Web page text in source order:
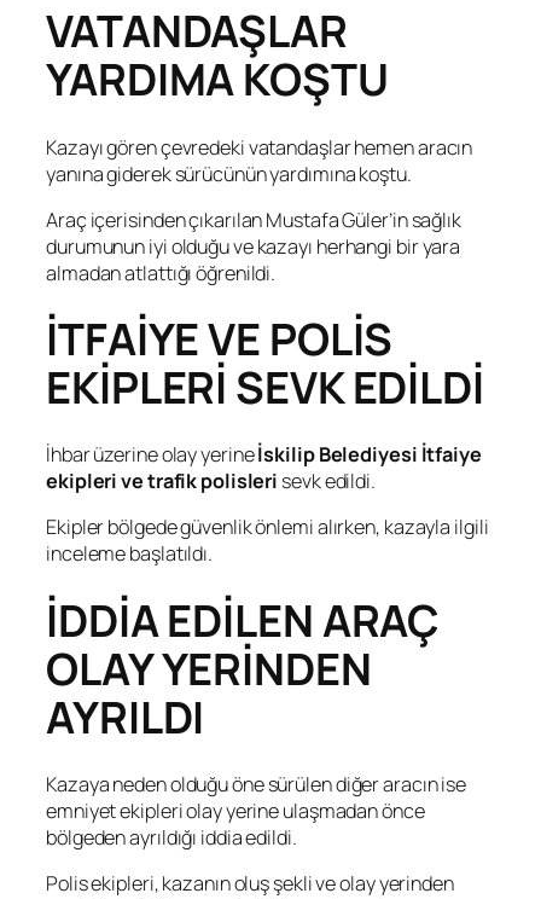
VATANDAŞLAR
YARDIMA KOŞTU
Kazayı gören çevredeki vatandaşlar hemen aracın
yanına giderek sürücünün yardımına koştu.
Araç içerisinden çıkarılan Mustafa Güler’in sağlık
durumunun iyi olduğu ve kazayı herhangi bir yara
almadan atlattığı öğrenildi.
İTFAİYE VE POLİS
EKİPLERİ SEVK EDİLDİ
İhbar üzerine olay yerineİskilip Belediyesi İtfaiye
ekipleri ve trafik polisleri sevk edildi.
Ekipler bölgede güvenlik önlemi alırken, kazayla ilgili
inceleme başlatıldı.
İDDİA EDİLEN ARAÇ
OLAY YERİNDEN
AYRILDI
Kazaya neden olduğu öne sürülen diğer aracın ise
emniyet ekipleri olay yerine ulaşmadan önce
bölgeden ayrıldığı iddia edildi.
Polis ekipleri, kazanın oluş şekli ve olay yerinden